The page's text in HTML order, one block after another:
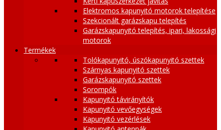
Elektromos kapunyitó motorok telepítése
Szekcionált garázskapu telepítés
Garázskapunyitó telepítés, ipari, lakossági
motorok
Termékek
Tolókapunyitó, úszókapunyitó szettek
Szárnyas kapunyitó szettek
Garázskapunyitó szettek
Sorompók
Kapunyitó távirányítók
Kapunyitó vevőegységek
Kapunyitó vezérlések